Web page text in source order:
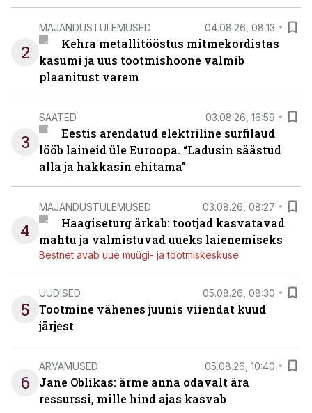
2
MAJANDUSTULEMUSED 04.08.26, 08:13
Kehra metallitööstus mitmekordistas
kasumi ja uus tootmishoone valmib
plaanitust varem
3
SAATED 03.08.26, 16:59
Eestis arendatud elektriline surfilaud
lööb laineid üle Euroopa. “Ladusin säästud
alla ja hakkasin ehitama”
4
MAJANDUSTULEMUSED 03.08.26, 08:27
Haagiseturg ärkab: tootjad kasvatavad
mahtu ja valmistuvad uueks laienemiseks
Bestnet avab uue müügi- ja tootmiskeskuse
5
UUDISED 05.08.26, 08:30
Tootmine vähenes juunis viiendat kuud
järjest
6
ARVAMUSED 05.08.26, 10:40
Jane Oblikas: ärme anna odavalt ära
ressurssi, mille hind ajas kasvab